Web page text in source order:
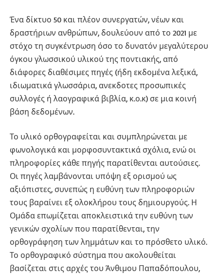
Ένα δίκτυο 50 και πλέον συνεργατών, νέων και
δραστήριων ανθρώπων, δουλεύουν από το 2021 με
στόχο τη συγκέντρωση όσο το δυνατόν μεγαλύτερου
όγκου γλωσσικού υλικού της ποντιακής, από
διάφορες διαθέσιμες πηγές (ήδη εκδομένα λεξικά,
ιδιωματικά γλωσσάρια, ανεκδοτες προσωπικές
συλλογές ή λαογραφικά βιβλία, κ.ο.κ) σε μια κοινή
βάση δεδομένων.
Το υλικό ορθογραφείται και συμπληρώνεται με
φωνολογικά και μορφοσυντακτικά σχόλια, ενώ οι
πληροφορίες κάθε πηγής παρατίθενται αυτούσιες.
Οι πηγές λαμβάνονται υπόψη εξ ορισμού ως
αξιόπιστες, συνεπώς η ευθύνη των πληροφοριών
τους βαραίνει εξ ολοκλήρου τους δημιουργούς. Η
Ομάδα επωμίζεται αποκλειστικά την ευθύνη των
γενικών σχολίων που παρατίθενται, την
ορθογράφηση των λημμάτων και το πρόσθετο υλικό.
Το ορθογραφικό σύστημα που ακολουθείται
βασίζεται στις αρχές του Άνθιμου Παπαδόπουλου,